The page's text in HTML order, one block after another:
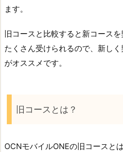
ます。
旧コースと比較すると新コース
たくさん受けられるので、新し
がオススメです。
旧コースとは？
OCNモバイルONEの旧コースと